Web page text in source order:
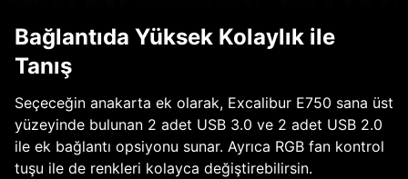
Bağlantıda Yüksek Kolaylık ile
Tanış
Seçeceğin anakarta ek olarak, Excalibur E750 sana üst
yüzeyinde bulunan 2 adet USB 3.0 ve 2 adet USB 2.0
ile ek bağlantı opsiyonu sunar. Ayrıca RGB fan kontrol
tuşu ile de renkleri kolayca değiştirebilirsin.